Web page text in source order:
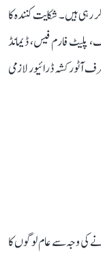
ہیں۔ شکایت کنندہ کا
پلیٹ فارم فیس، ڈیمانڈ
آٹو رکشہ ڈرائیور لازمی
کی وجہ سے عام لوگوں کا